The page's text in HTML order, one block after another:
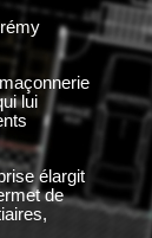
lui
élargit
de